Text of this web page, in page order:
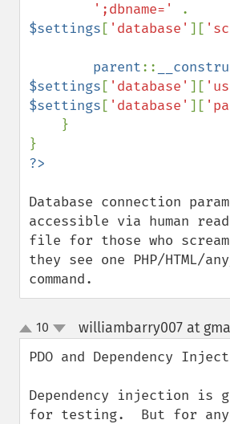
';dbname='
$settings [ 'database' ][
parent::
$settings [ 'database' ][
$settings [ 'database' ][
Database connection
accessible via human
file for those who
they see one PHP/HTML/
command.
up
down
10 williambarry007 at
PDO and Dependency
Dependency injection is
for testing.  But for